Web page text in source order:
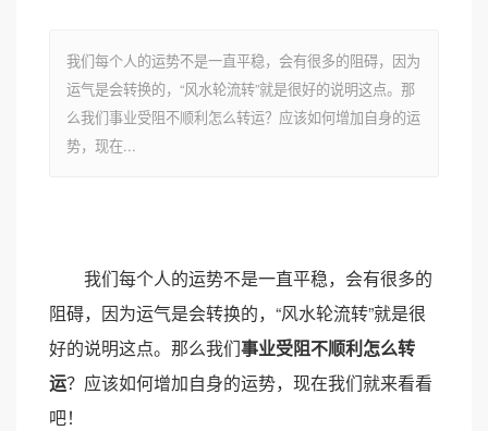
我们每个人的运势不是一直平稳，会有很多的阻碍，因为
运气是会转换的，“风水轮流转”就是很好的说明这点。那
么我们事业受阻不顺利怎么转运？应该如何增加自身的运
势，现在...
我们每个人的运势不是一直平稳，会有很多的
阻碍，因为运气是会转换的，“风水轮流转”就是很
好的说明这点。那么我们事业受阻不顺利怎么转
运？应该如何增加自身的运势，现在我们就来看看
吧！